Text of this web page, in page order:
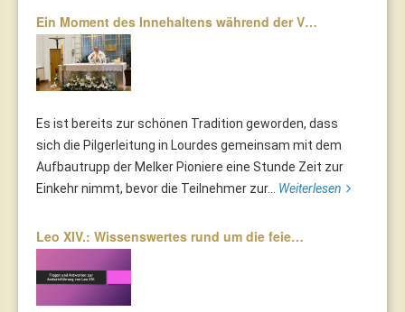
Ein Moment des Innehaltens während der V…
Es ist bereits zur schönen Tradition geworden, dass
sich die Pilgerleitung in Lourdes gemeinsam mit dem
Aufbautrupp der Melker Pioniere eine Stunde Zeit zur
Einkehr nimmt, bevor die Teilnehmer zur... Weiterlesen
Leo XIV.: Wissenswertes rund um die feie…